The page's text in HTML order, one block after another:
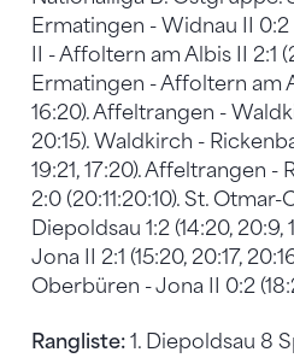
Ermatingen - Widnau II 0:2
II - Affoltern am Albis II 2:1
Ermatingen - Affoltern am
16:20). Affeltrangen -
20:15). Waldkirch -
19:21, 17:20). Affeltrangen -
2:0 (20:11:20:10). St.
Diepoldsau 1:2 (14:20, 20:9,
Jona II 2:1 (15:20, 20:17,
Oberbüren - Jona II 0:2
Rangliste: 1. Diepoldsau 8